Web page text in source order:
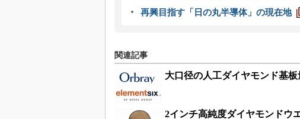
再興目指す「日の丸半導体」の現在地
関連記事
大口径の人工ダイヤモンド基
2インチ高純度ダイヤモンドウ